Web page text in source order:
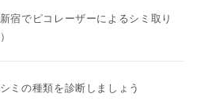
宿でピコレーザーによるシミ取り
ミの種類を診断しましょう